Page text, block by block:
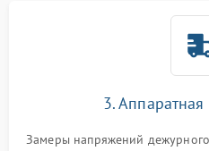
3. Аппаратная
Замеры напряжений